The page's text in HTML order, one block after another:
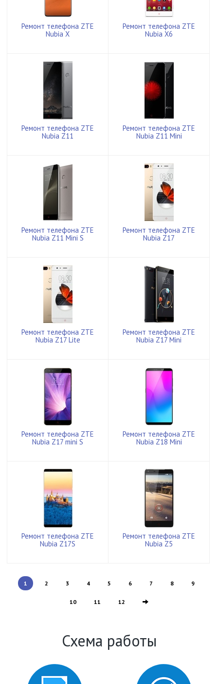
Ремонт телефона ZTE
Nubia X
Ремонт телефона ZTE
Nubia X6
Ремонт телефона ZTE
Nubia Z11
Ремонт телефона ZTE
Nubia Z11 Mini
Ремонт телефона ZTE
Nubia Z11 Mini S
Ремонт телефона ZTE
Nubia Z17
Ремонт телефона ZTE
Nubia Z17 Lite
Ремонт телефона ZTE
Nubia Z17 Mini
Ремонт телефона ZTE
Nubia Z17 mini S
Ремонт телефона ZTE
Nubia Z18 Mini
Ремонт телефона ZTE
Nubia Z17S
Ремонт телефона ZTE
Nubia Z5
1 2 3 4 5 6 7 8 9
10 11 12
Схема работы